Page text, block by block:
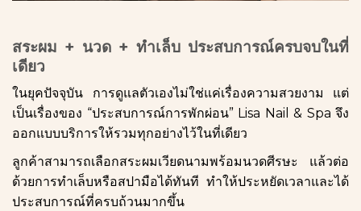
สระผม + นวด + ทำเล็บ ประสบการณ์ครบจบในที่
เดียว
ในยุคปัจจุบัน การดูแลตัวเองไม่ใช่แค่เรื่องความสวยงาม แต่
เป็นเรื่องของ “ประสบการณ์การพักผ่อน” Lisa Nail & Spa จึง
ออกแบบบริการให้รวมทุกอย่างไว้ในที่เดียว
ลูกค้าสามารถเลือกสระผมเวียดนามพร้อมนวดศีรษะ แล้วต่อ
ด้วยการทำเล็บหรือสปามือได้ทันที ทำให้ประหยัดเวลาและได้
ประสบการณ์ที่ครบถ้วนมากขึ้น